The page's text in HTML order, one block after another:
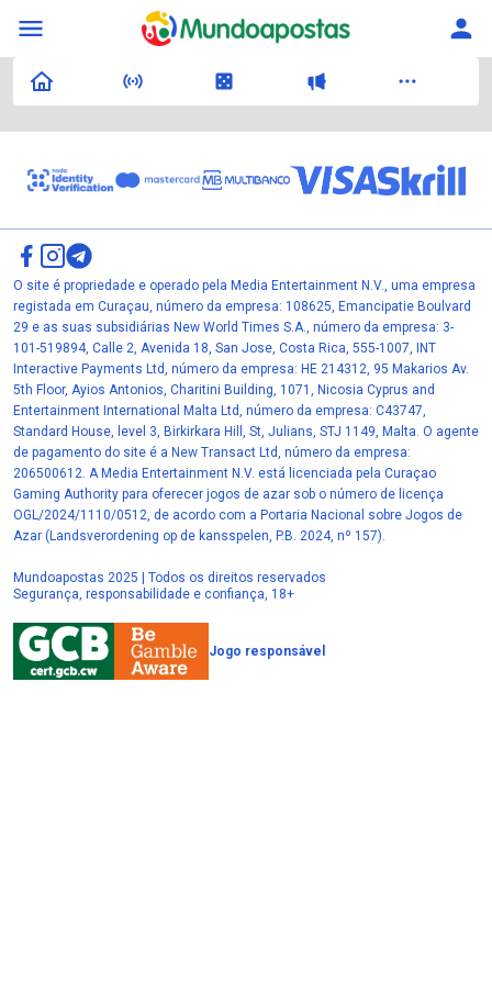
O site é propriedade e operado pela Media Entertainment N.V., uma empresa
registada em Curaçau, número da empresa: 108625, Emancipatie Boulvard
29 e as suas subsidiárias New World Times S.A., número da empresa: 3-
101-519894, Calle 2, Avenida 18, San Jose, Costa Rica, 555-1007, INT
Interactive Payments Ltd, número da empresa: HE 214312, 95 Makarios Av.
5th Floor, Ayios Antonios, Charitini Building, 1071, Nicosia Cyprus and
Entertainment International Malta Ltd, número da empresa: C43747,
Standard House, level 3, Birkirkara Hill, St, Julians, STJ 1149, Malta. O agente
de pagamento do site é a New Transact Ltd, número da empresa:
206500612. A Media Entertainment N.V. está licenciada pela Curaçao
Gaming Authority para oferecer jogos de azar sob o número de licença
OGL/2024/1110/0512, de acordo com a Portaria Nacional sobre Jogos de
Azar (Landsverordening op de kansspelen, P.B. 2024, nº 157).
Mundoapostas 2025 | Todos os direitos reservados
Segurança, responsabilidade e confiança, 18+
Jogo responsável